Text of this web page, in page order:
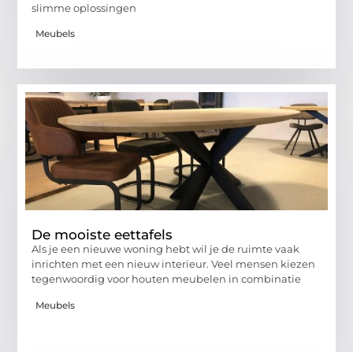
slimme oplossingen
Meubels
De mooiste eettafels
Als je een nieuwe woning hebt wil je de ruimte vaak
inrichten met een nieuw interieur. Veel mensen kiezen
tegenwoordig voor houten meubelen in combinatie
Meubels